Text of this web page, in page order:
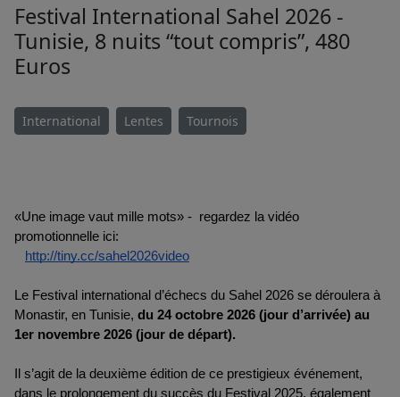
Festival International Sahel 2026 -
Tunisie, 8 nuits “tout compris”, 480
Euros
International Lentes Tournois
«Une image vaut mille mots» -  regardez la vidéo
promotionnelle ici:
http://tiny.cc/sahel2026video
Le Festival international d’échecs du Sahel 2026 se déroulera à
Monastir, en Tunisie, du 24 octobre 2026 (jour d’arrivée) au
1er novembre 2026 (jour de départ).
Il s’agit de la deuxième édition de ce prestigieux événement,
dans le prolongement du succès du Festival 2025, également